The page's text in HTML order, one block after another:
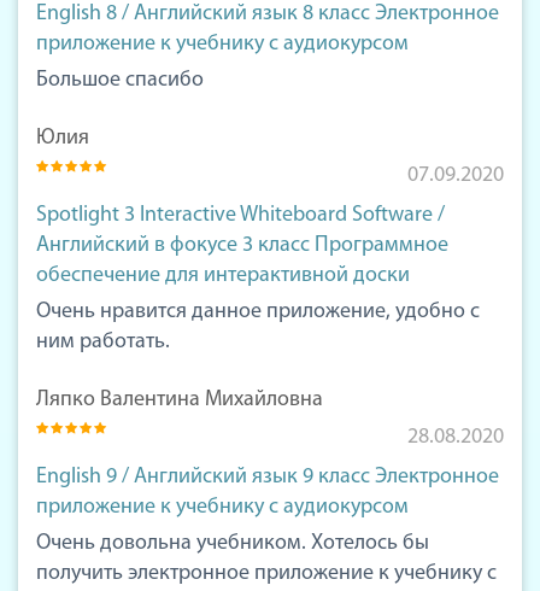
English 8 / Английский язык 8 класс Электронное
приложение к учебнику с аудиокурсом
Большое спасибо
Юлия
07.09.2020
Spotlight 3 Interactive Whiteboard Software /
Английский в фокусе 3 класс Программное
обеспечение для интерактивной доски
Очень нравится данное приложение, удобно с
ним работать.
Ляпко Валентина Михайловна
28.08.2020
English 9 / Английский язык 9 класс Электронное
приложение к учебнику с аудиокурсом
Очень довольна учебником. Хотелось бы
получить электронное приложение к учебнику с